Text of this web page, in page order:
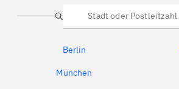
Suche
Berlin
München